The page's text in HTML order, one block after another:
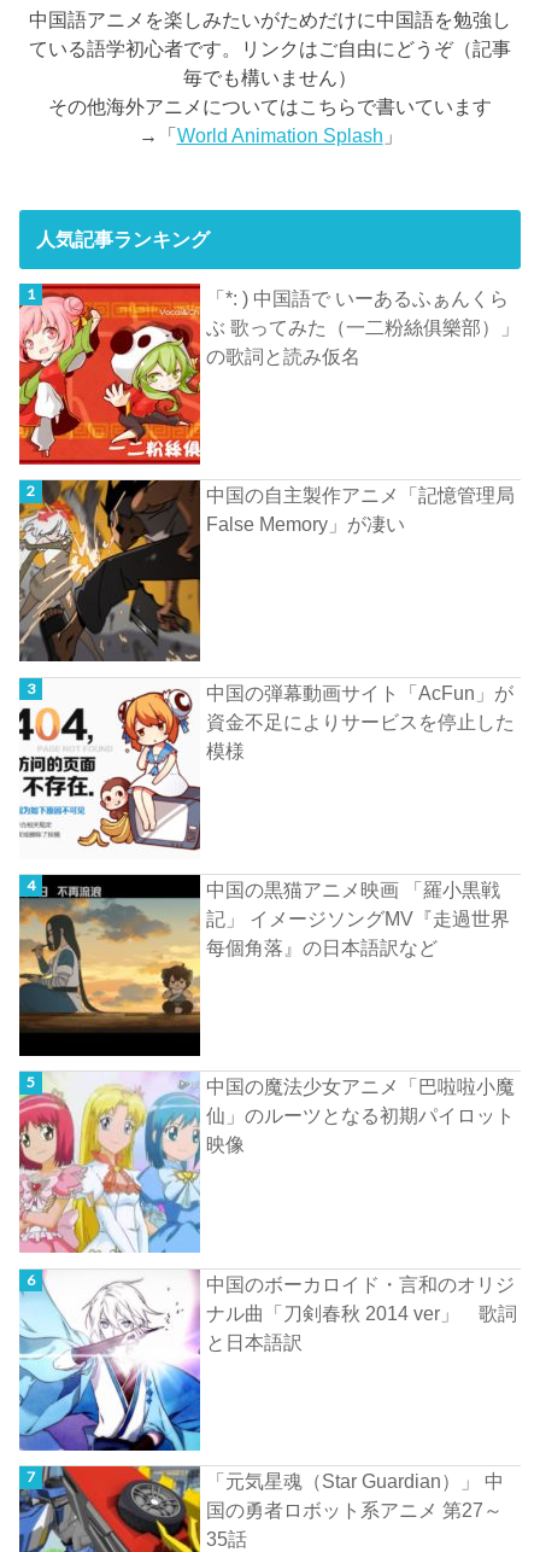
中国語アニメを楽しみたいがためだけに中国語を勉強し
ている語学初心者です。リンクはご自由にどうぞ（記事
毎でも構いません）
その他海外アニメについてはこちらで書いています
→「 World Animation Splash 」
人気記事ランキング
「*: ) 中国語で いーあるふぁんくら
ぶ 歌ってみた（一二粉絲俱樂部）」
の歌詞と読み仮名
中国の自主製作アニメ「記憶管理局
False Memory」が凄い
中国の弾幕動画サイト「AcFun」が
資金不足によりサービスを停止した
模様
中国の黒猫アニメ映画 「羅小黒戦
記」 イメージソングMV『走過世界
每個角落』の日本語訳など
中国の魔法少女アニメ「巴啦啦小魔
仙」のルーツとなる初期パイロット
映像
中国のボーカロイド・言和のオリジ
ナル曲「刀剣春秋 2014 ver」 歌詞
と日本語訳
「元気星魂（Star Guardian）」 中
国の勇者ロボット系アニメ 第27～
35話